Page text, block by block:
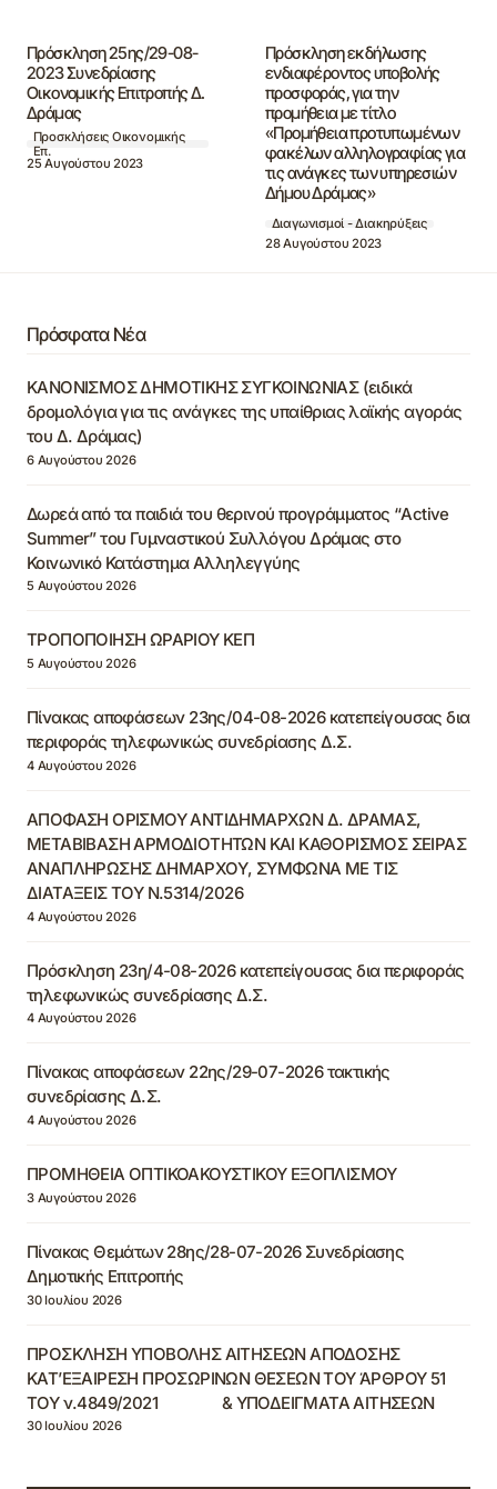
Πρόσκληση 25ης/29-08-
2023 Συνεδρίασης
Οικονομικής Επιτροπής Δ.
Δράμας
Προσκλήσεις Οικονομικής
Επ.
25 Αυγούστου 2023
Πρόσκληση εκδήλωσης
ενδιαφέροντος υποβολής
προσφοράς, για την
προμήθεια με τίτλο
«Προμήθεια προτυπωμένων
φακέλων αλληλογραφίας για
τις ανάγκες των υπηρεσιών
Δήμου Δράμας»
Διαγωνισμοί - Διακηρύξεις
28 Αυγούστου 2023
Πρόσφατα Νέα
ΚΑΝΟΝΙΣΜΟΣ ΔΗΜΟΤΙΚΗΣ ΣΥΓΚΟΙΝΩΝΙΑΣ (ειδικά
δρομολόγια για τις ανάγκες της υπαίθριας λαϊκής αγοράς
του Δ. Δράμας)
6 Αυγούστου 2026
Δωρεά από τα παιδιά του θερινού προγράμματος “Active
Summer” του Γυμναστικού Συλλόγου Δράμας στο
Κοινωνικό Κατάστημα Αλληλεγγύης
5 Αυγούστου 2026
ΤΡΟΠΟΠΟΙΗΣΗ ΩΡΑΡΙΟΥ ΚΕΠ
5 Αυγούστου 2026
Πίνακας αποφάσεων 23ης/04-08-2026 κατεπείγουσας δια
περιφοράς τηλεφωνικώς συνεδρίασης Δ.Σ.
4 Αυγούστου 2026
ΑΠΟΦΑΣΗ ΟΡΙΣΜΟΥ ΑΝΤΙΔΗΜΑΡΧΩΝ Δ. ΔΡΑΜΑΣ,
ΜΕΤΑΒΙΒΑΣΗ ΑΡΜΟΔΙΟΤΗΤΩΝ ΚΑΙ ΚΑΘΟΡΙΣΜΟΣ ΣΕΙΡΑΣ
ΑΝΑΠΛΗΡΩΣΗΣ ΔΗΜΑΡΧΟΥ, ΣΥΜΦΩΝΑ ΜΕ ΤΙΣ
ΔΙΑΤΑΞΕΙΣ ΤΟΥ Ν.5314/2026
4 Αυγούστου 2026
Πρόσκληση 23η/4-08-2026 κατεπείγουσας δια περιφοράς
τηλεφωνικώς συνεδρίασης Δ.Σ.
4 Αυγούστου 2026
Πίνακας αποφάσεων 22ης/29-07-2026 τακτικής
συνεδρίασης Δ.Σ.
4 Αυγούστου 2026
ΠΡΟΜΗΘΕΙΑ ΟΠΤΙΚΟΑΚΟΥΣΤΙΚΟΥ ΕΞΟΠΛΙΣΜΟΥ
3 Αυγούστου 2026
Πίνακας Θεμάτων 28ης/28-07-2026 Συνεδρίασης
Δημοτικής Επιτροπής
30 Ιουλίου 2026
ΠΡΟΣΚΛΗΣΗ ΥΠΟΒΟΛΗΣ ΑΙΤΗΣΕΩΝ ΑΠΟΔΟΣΗΣ
ΚΑΤ’ΕΞΑΙΡΕΣΗ ΠΡΟΣΩΡΙΝΩΝ ΘΕΣΕΩΝ ΤΟΥ ΆΡΘΡΟΥ 51
ΤΟΥ ν.4849/2021 & ΥΠΟΔΕΙΓΜΑΤΑ ΑΙΤΗΣΕΩΝ
30 Ιουλίου 2026